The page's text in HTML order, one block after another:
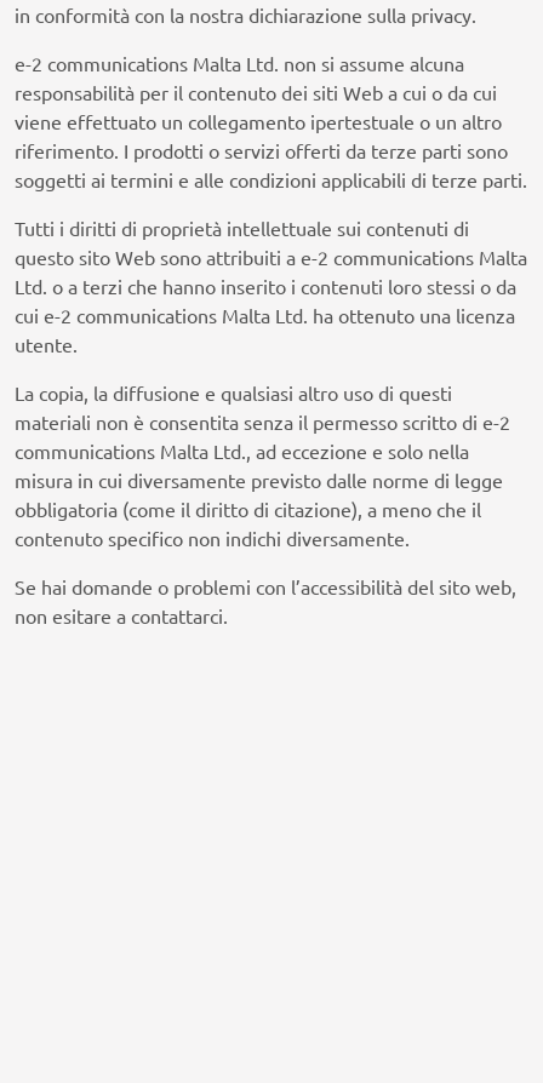
in conformità con la nostra dichiarazione sulla privacy.
e-2 communications Malta Ltd. non si assume alcuna
responsabilità per il contenuto dei siti Web a cui o da cui
viene effettuato un collegamento ipertestuale o un altro
riferimento. I prodotti o servizi offerti da terze parti sono
soggetti ai termini e alle condizioni applicabili di terze parti.
Tutti i diritti di proprietà intellettuale sui contenuti di
questo sito Web sono attribuiti a e-2 communications Malta
Ltd. o a terzi che hanno inserito i contenuti loro stessi o da
cui e-2 communications Malta Ltd. ha ottenuto una licenza
utente.
La copia, la diffusione e qualsiasi altro uso di questi
materiali non è consentita senza il permesso scritto di e-2
communications Malta Ltd., ad eccezione e solo nella
misura in cui diversamente previsto dalle norme di legge
obbligatoria (come il diritto di citazione), a meno che il
contenuto specifico non indichi diversamente.
Se hai domande o problemi con l’accessibilità del sito web,
non esitare a contattarci.